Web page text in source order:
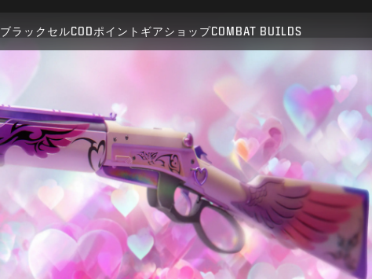
ブラックセルCODポイント ギアショップCOMBAT BUILDS
送信
購入を確定
キャンセル
Activisionは、このゲーム内コンテンツをいつでも更新、
変更、削除できるものとします